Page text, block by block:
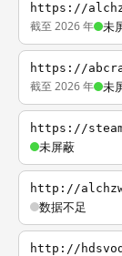
https://
截至 2026 年 未
https://
截至 2026 年 未
https://
未屏蔽
http://
数据不足
http://